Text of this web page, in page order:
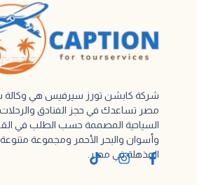
شركة كابشن تورز سيرفيس هي
مصر تساعدك في حجز الفنادق والرحلات
السياحية المصممة حسب الطلب في
وأسوان والبحر الأحمر ومجموعة
المذهلة في مصر.